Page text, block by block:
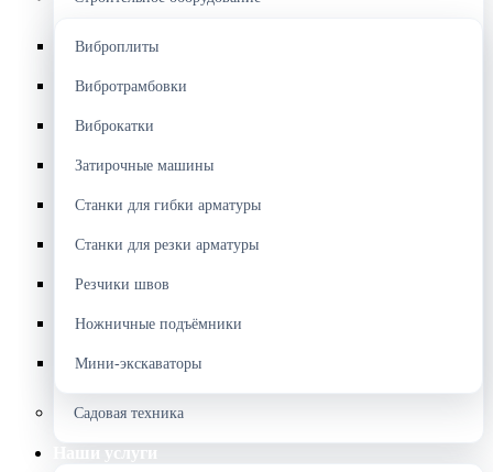
Виброплиты
Вибротрамбовки
Виброкатки
Затирочные машины
Станки для гибки арматуры
Станки для резки арматуры
Резчики швов
Ножничные подъёмники
Мини-экскаваторы
Садовая техника
Наши услуги